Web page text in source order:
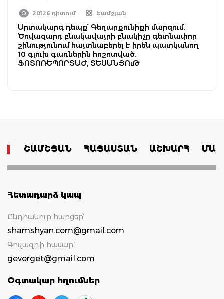
20126 դիտում Շամշյան
Արտակարգ դեպք՝ Գեղարքունիքի մարզում.
Ծովազարդ բնակավայրի բնակիչը գետնափոր
շինությունում հայտնաբերել է իրեն պատկանող
10 գլուխ գառներին հոշոտված.
ՖՈՏՈՌԵՊՈՐՏԱԺ, ՏԵՍԱՆՅՈւԹ
ՇԱՄՇՅԱՆ ՀԱՅԱՍՏԱՆ ԱՇԽԱՐՀ
Հետադարձ կապ
Ընդհանուր հարցեր՝
shamshyan.com@gmail.com
Գովազդի համար`
gevorget@gmail.com
Օգտակար հղումներ